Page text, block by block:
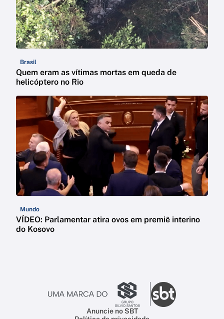
Brasil
Quem eram as vítimas mortas em queda de
helicóptero no Rio
Mundo
VÍDEO: Parlamentar atira ovos em premiê interino
do Kosovo
Anuncie no SBT